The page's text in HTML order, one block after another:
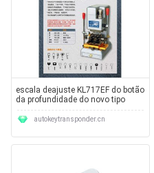
escala deajuste KL717EF do botão
da profundidade do novo tipo
autokeytransponder.cn